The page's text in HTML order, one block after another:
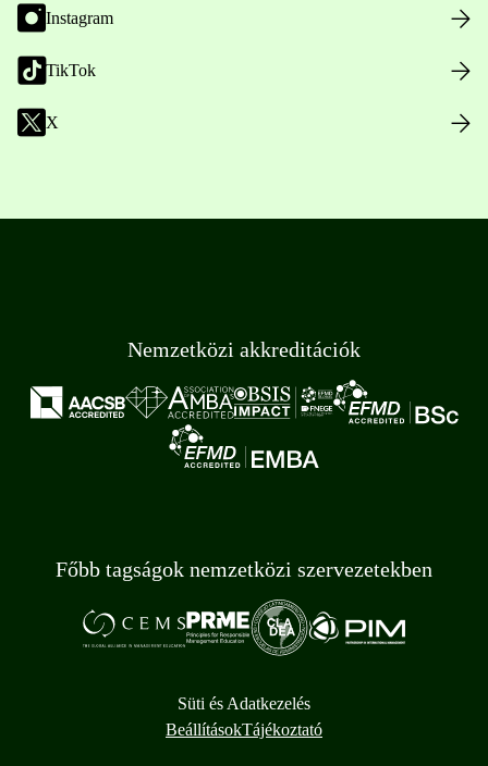
Instagram
TikTok
X
Nemzetközi akkreditációk
Főbb tagságok nemzetközi szervezetekben
Süti és Adatkezelés
BeállításokTájékoztató